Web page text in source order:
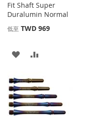
Fit Shaft Super
Duralumin Normal
低至 TWD 969
添
到
收
並
比